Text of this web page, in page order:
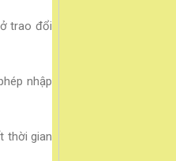
trao đổi
nhập
thời gian